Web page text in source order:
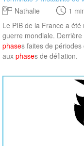
Nathalie
1
Le PIB de la France a
guerre mondiale.
phases faites de
aux phases de déflation.